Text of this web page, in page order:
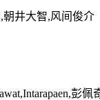
井大智,风间俊介
彭佩